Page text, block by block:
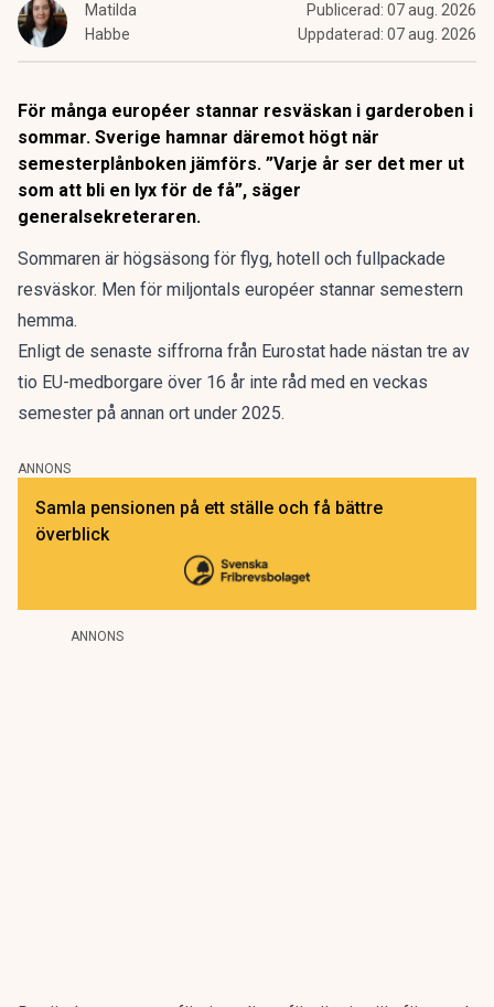
Matilda
Habbe
Publicerad: 07 aug. 2026
Uppdaterad: 07 aug. 2026
För många européer stannar resväskan i garderoben i
sommar. Sverige hamnar däremot högt när
semesterplånboken jämförs. ”Varje år ser det mer ut
som att bli en lyx för de få”, säger
generalsekreteraren.
Sommaren är högsäsong för flyg, hotell och fullpackade
resväskor. Men för miljontals européer stannar semestern
hemma.
Enligt de senaste siffrorna från Eurostat hade nästan tre av
tio EU-medborgare över 16 år inte råd med en veckas
semester på annan ort under 2025.
ANNONS
Samla pensionen på ett ställe och få bättre
överblick
ANNONS